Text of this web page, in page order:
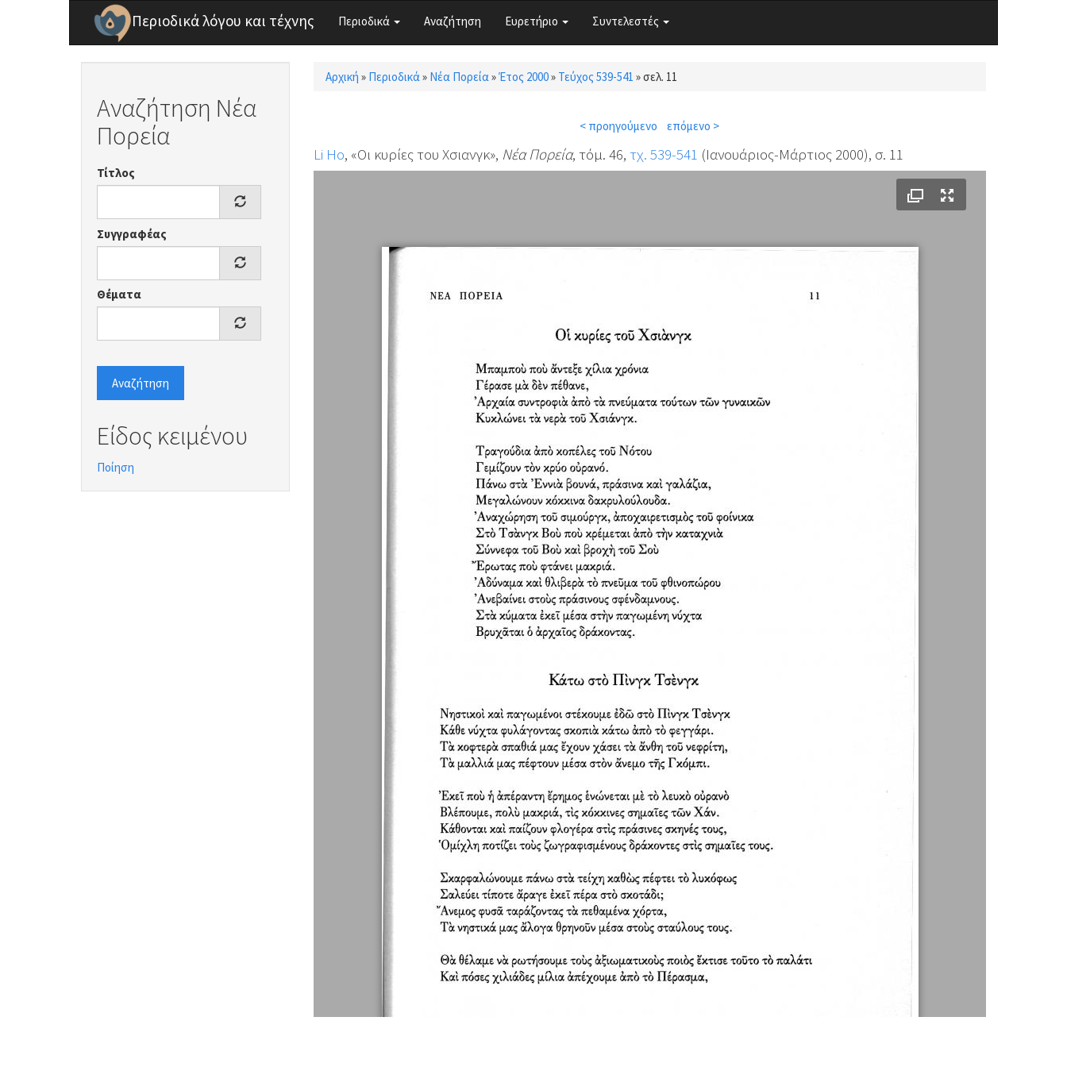
Παράκαμψη προς το κυρίως περιεχόμενο
Περιοδικά λόγου και τέχνης Περιοδικά Αναζήτηση Ευρετήριο Συντελεστές
Αναζήτηση Νέα
Πορεία
Τίτλος
Συγγραφέας
Θέματα
Αναζήτηση
Είδος κειμένου
Ποίηση
Είστε εδώ
Αρχική » Περιοδικά» Νέα Πορεία»Έτος 2000» Τεύχος 539-541 »σελ. 11
< προηγούμενο επόμενο >
Li Ho, «Οι κυρίες του Χσιανγκ», Νέα Πορεία, τόμ. 46, τχ. 539-541 (Ιανουάριος-Μάρτιος 2000), σ. 11